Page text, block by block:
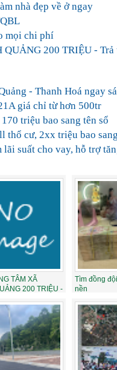
nhà đẹp về ở ngay
mọi chi phí
200 TRIỆU - Trả
- Thanh Hoá ngay
giá chỉ từ hơn 500tr
triệu bao sang tên sổ
thổ cư, 2xx triệu bao
lãi suất cho vay, hỗ trợ
TÂM XÃ
200 TRIỆU -
Tìm đồng
nền